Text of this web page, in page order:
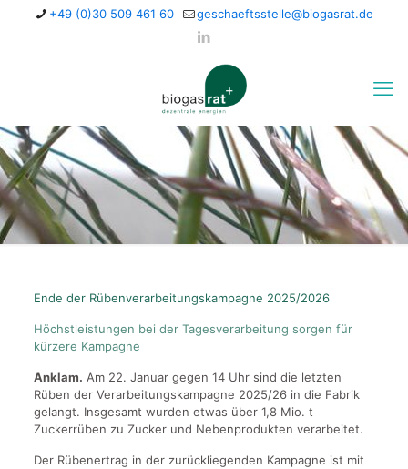
+49 (0)30 509 461 60 geschaeftsstelle@biogasrat.de
Ende der Rübenverarbeitungskampagne 2025/2026
Höchstleistungen bei der Tagesverarbeitung sorgen für
kürzere Kampagne
Anklam. Am 22. Januar gegen 14 Uhr sind die letzten
Rüben der Verarbeitungskampagne 2025/26 in die Fabrik
gelangt. Insgesamt wurden etwas über 1,8 Mio. t
Zuckerrüben zu Zucker und Nebenprodukten verarbeitet.
Der Rübenertrag in der zurückliegenden Kampagne ist mit